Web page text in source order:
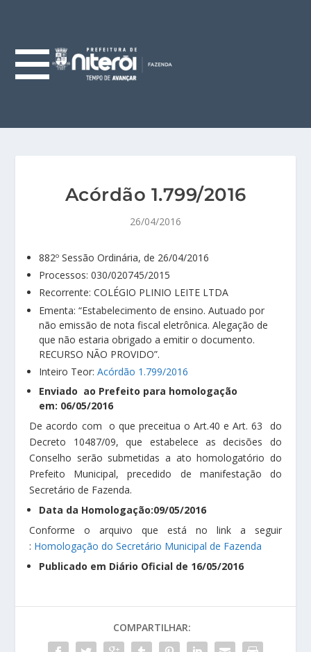
Acórdão 1.799/2016
26/04/2016
882º Sessão Ordinária, de 26/04/2016
Processos: 030/020745/2015
Recorrente: COLÉGIO PLINIO LEITE LTDA
Ementa: “Estabelecimento de ensino. Autuado por
não emissão de nota fiscal eletrônica. Alegação de
que não estaria obrigado a emitir o documento.
RECURSO NÃO PROVIDO”.
Inteiro Teor:Acórdão 1.799/2016
Enviado ao Prefeito para homologação
em: 06/05/2016
De acordo com o que preceitua o Art.40 e Art. 63 do
Decreto 10487/09, que estabelece as decisões do
Conselho serão submetidas a ato homologatório do
Prefeito Municipal, precedido de manifestação do
Secretário de Fazenda.
Data da Homologação:09/05/2016
Conforme o arquivo que está no link a seguir
: Homologação do Secretário Municipal de Fazenda
Publicado em Diário Oficial de 16/05/2016
COMPARTILHAR: